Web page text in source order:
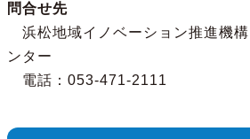
問合せ先
浜松地域イノベーション推進機
ンター
電話：053-471-2111